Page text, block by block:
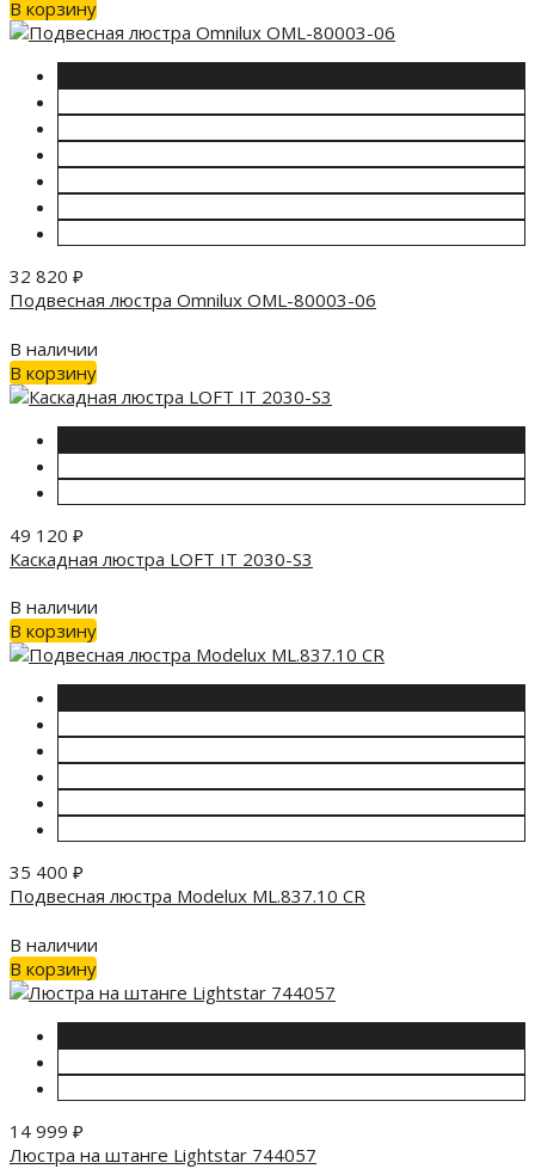
В корзину
32 820 ₽
Подвесная люстра Omnilux OML-80003-06
В наличии
В корзину
49 120 ₽
Каскадная люстра LOFT IT 2030-S3
В наличии
В корзину
35 400 ₽
Подвесная люстра Modelux ML.837.10 CR
В наличии
В корзину
14 999 ₽
Люстра на штанге Lightstar 744057